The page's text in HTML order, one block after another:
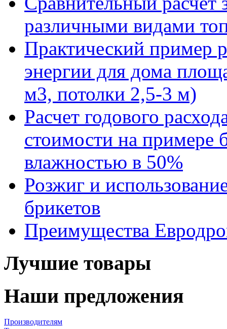
различными видами
Практический пример
энергии для дома
м3, потолки 2,5-3 м)
Расчет годового
стоимости на примере
влажностью в 50%
Розжиг и
брикетов
Преимущества
Лучшие товары
Наши предложения
Производителям